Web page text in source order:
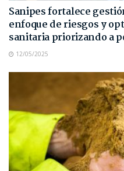
Sanipes fortalece
enfoque de riesgos y
sanitaria priorizando a
12/05/2025